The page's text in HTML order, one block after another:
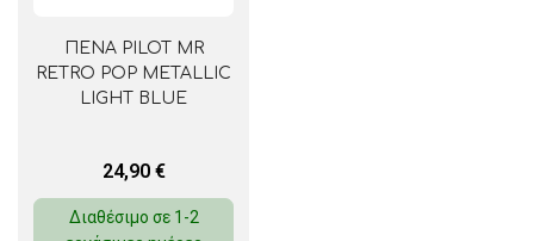
ΠΕΝΑ PILOT MR
RETRO POP METALLIC
LIGHT BLUE
24,90 €
Διαθέσιμο σε 1-2